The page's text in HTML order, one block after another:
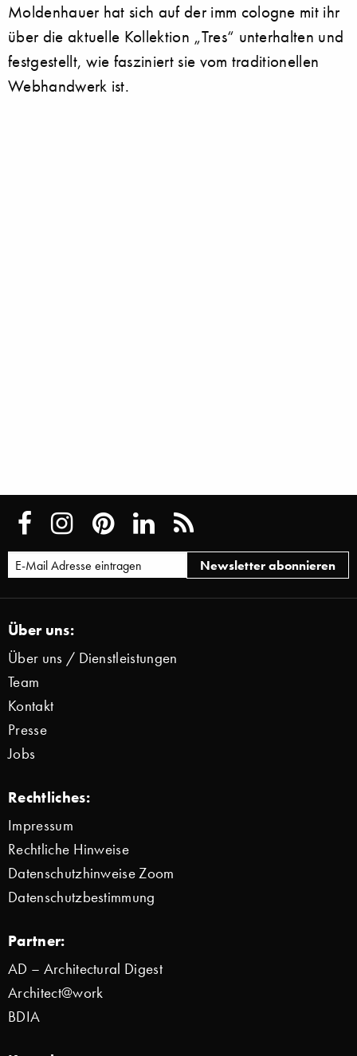
Moldenhauer hat sich auf der imm cologne mit ihr
über die aktuelle Kollektion „Tres“ unterhalten und
festgestellt, wie fasziniert sie vom traditionellen
Webhandwerk ist.
Über uns:
Über uns / Dienstleistungen
Team
Kontakt
Presse
Jobs
Rechtliches:
Impressum
Rechtliche Hinweise
Datenschutzhinweise Zoom
Datenschutzbestimmung
Partner:
AD – Architectural Digest
Architect@work
BDIA